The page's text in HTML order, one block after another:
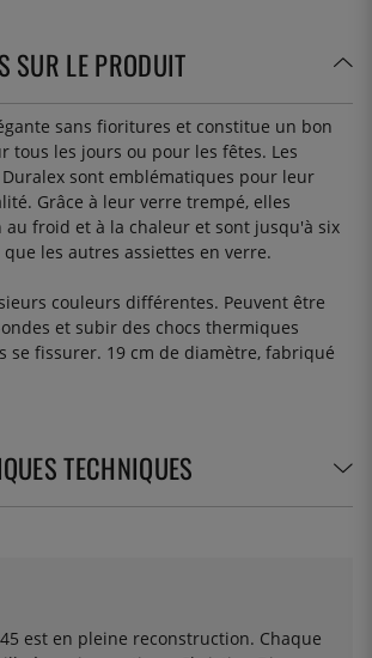
SUR LE PRODUIT
sans fioritures et constitue un bon
tous les jours ou pour les fêtes. Les
sont emblématiques pour leur
Grâce à leur verre trempé, elles
froid et à la chaleur et sont jusqu'à six
les autres assiettes en verre.
couleurs différentes. Peuvent être
et subir des chocs thermiques
se fissurer. 19 cm de diamètre, fabriqué
TECHNIQUES
est en pleine reconstruction. Chaque